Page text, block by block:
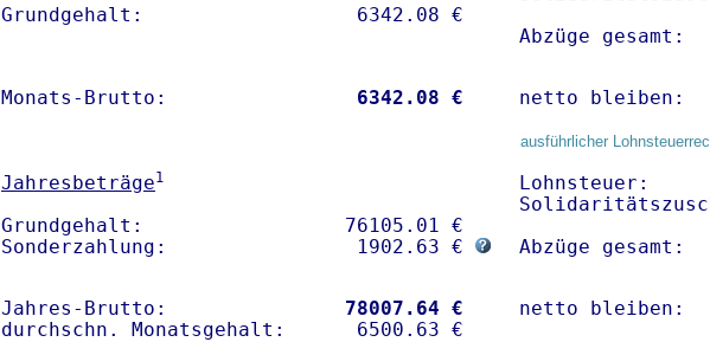
Abzüge
Monats-Brutto: 6342.08 € netto
ausführlicher
Jahresbeträge1
Grundgehalt:                 76105.01 €
Sonderzahlung:                1902.63 €
Lohnsteuer:
Abzüge
Jahres-Brutto: 78007.64 €
netto